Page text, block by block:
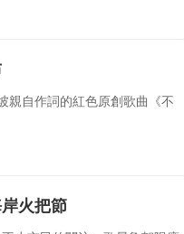
親自作詞的紅色原創歌曲《不
火把節